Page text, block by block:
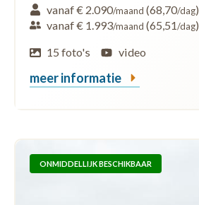
vanaf € 2.090/maand (68,70/dag)
vanaf € 1.993/maand (65,51/dag)
15 foto's
video
meer informatie
ONMIDDELLIJK BESCHIKBAAR